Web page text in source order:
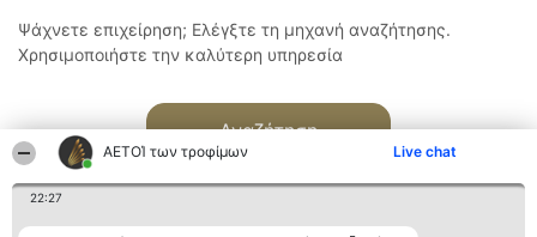
ΑΕΤΟΊ των τροφίμων Live chat
22:27
Ψάχνετε επιχείρηση; Ελέγξτε τη μηχανή αναζήτησης.
Χρησιμοποιήστε την καλύτερη υπηρεσία
Αναζήτηση